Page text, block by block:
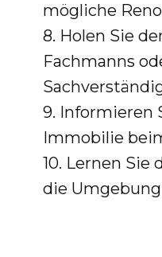
mögliche
8. Holen Sie
Fachmanns
9. Informieren
Immobilie
10. Lernen Sie
die